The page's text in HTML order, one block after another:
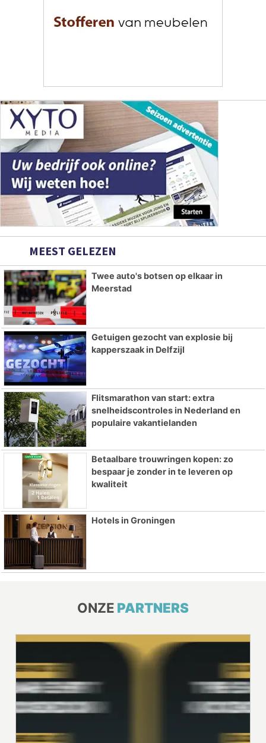
MEEST GELEZEN
Twee auto's botsen op elkaar in
Meerstad
Getuigen gezocht van explosie bij
kapperszaak in Delfzijl
Flitsmarathon van start: extra
snelheidscontroles in Nederland en
populaire vakantielanden
Betaalbare trouwringen kopen: zo
bespaar je zonder in te leveren op
kwaliteit
Hotels in Groningen
ONZE PARTNERS